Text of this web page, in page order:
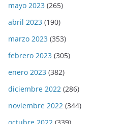
mayo 2023 (265)
abril 2023 (190)
marzo 2023 (353)
febrero 2023 (305)
enero 2023 (382)
diciembre 2022 (286)
noviembre 2022 (344)